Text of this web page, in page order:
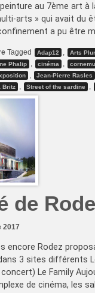
au 7ème art à
arts » qui avait du
a pu être
Tagged Adap12 Arts
Phalip cinéma
Jean-Pierre Rasles
Britz Street of the sardine
de
2017
encore Rodez
3 sites différents
Le Family
de cinéma, les